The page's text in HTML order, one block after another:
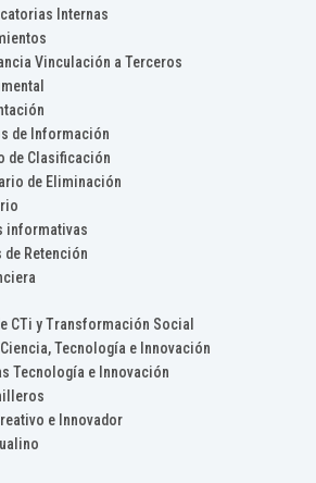
Internas
Vinculación a Terceros
de Información
de Clasificación
de Eliminación
informativas
de Retención
CTi y Transformación Social
Tecnología e Innovación
Tecnología e Innovación
e Innovador